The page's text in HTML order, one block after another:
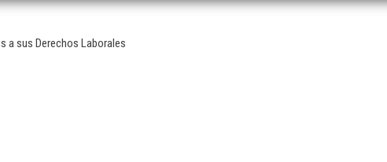
a sus Derechos Laborales